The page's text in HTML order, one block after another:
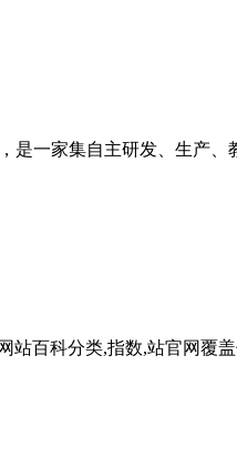
是一家集自主研发、生产
百科分类,指数,站官网覆